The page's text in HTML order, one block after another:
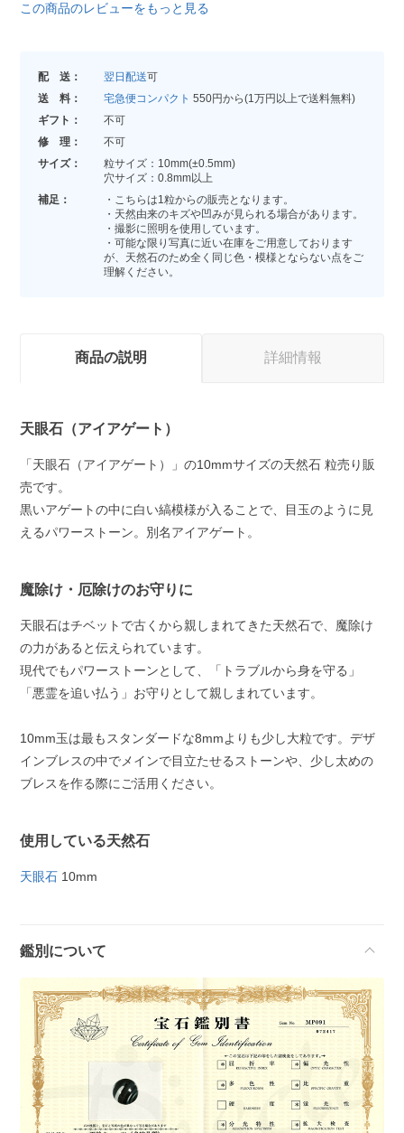
この商品のレビューをもっと見る
配 送： 翌日配送可
送 料：
宅急便コンパクト 550円から(1万円以上で送料無料)
ギフト：
不可
修 理：
不可
サイズ：
粒サイズ：10mm(±0.5mm)
穴サイズ：0.8mm以上
補足：
・こちらは1粒からの販売となります。
・天然由来のキズや凹みが見られる場合があります。
・撮影に照明を使用しています。
・可能な限り写真に近い在庫をご用意しております
が、天然石のため全く同じ色・模様とならない点をご
理解ください。
商品の説明 詳細情報
天眼石（アイアゲート）
「天眼石（アイアゲート）」の10mmサイズの天然石 粒売り販
売です。
黒いアゲートの中に白い縞模様が入ることで、目玉のように見
えるパワーストーン。別名アイアゲート。
魔除け・厄除けのお守りに
天眼石はチベットで古くから親しまれてきた天然石で、魔除け
の力があると伝えられています。
現代でもパワーストーンとして、「トラブルから身を守る」
「悪霊を追い払う」お守りとして親しまれています。
10mm玉は最もスタンダードな8mmよりも少し大粒です。デザ
インブレスの中でメインで目立たせるストーンや、少し太めの
ブレスを作る際にご活用ください。
使用している天然石
天眼石 10mm
鑑別について